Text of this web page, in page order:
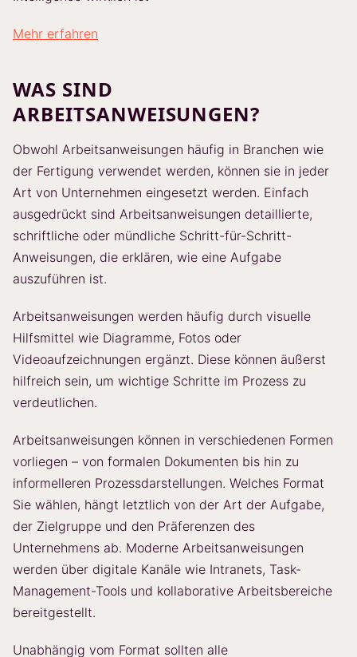
Mehr erfahren
WAS SIND
ARBEITSANWEISUNGEN?
Obwohl Arbeitsanweisungen häufig in Branchen wie
der Fertigung verwendet werden, können sie in jeder
Art von Unternehmen eingesetzt werden. Einfach
ausgedrückt sind Arbeitsanweisungen detaillierte,
schriftliche oder mündliche Schritt-für-Schritt-
Anweisungen, die erklären, wie eine Aufgabe
auszuführen ist.
Arbeitsanweisungen werden häufig durch visuelle
Hilfsmittel wie Diagramme, Fotos oder
Videoaufzeichnungen ergänzt. Diese können äußerst
hilfreich sein, um wichtige Schritte im Prozess zu
verdeutlichen.
Arbeitsanweisungen können in verschiedenen Formen
vorliegen – von formalen Dokumenten bis hin zu
informelleren Prozessdarstellungen. Welches Format
Sie wählen, hängt letztlich von der Art der Aufgabe,
der Zielgruppe und den Präferenzen des
Unternehmens ab. Moderne Arbeitsanweisungen
werden über digitale Kanäle wie Intranets, Task-
Management-Tools und kollaborative Arbeitsbereiche
bereitgestellt.
Unabhängig vom Format sollten alle